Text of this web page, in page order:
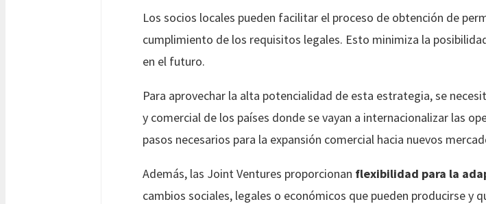
Los socios locales pueden facilitar el proceso de obtención de
cumplimiento de los requisitos legales. Esto minimiza la
en el futuro.
Para aprovechar la alta potencialidad de esta estrategia, se
y comercial de los países donde se vayan a internacionalizar las
pasos necesarios para la expansión comercial hacia nuevos
Además, las Joint Ventures proporcionan flexibilidad para la
cambios sociales, legales o económicos que pueden producirse y